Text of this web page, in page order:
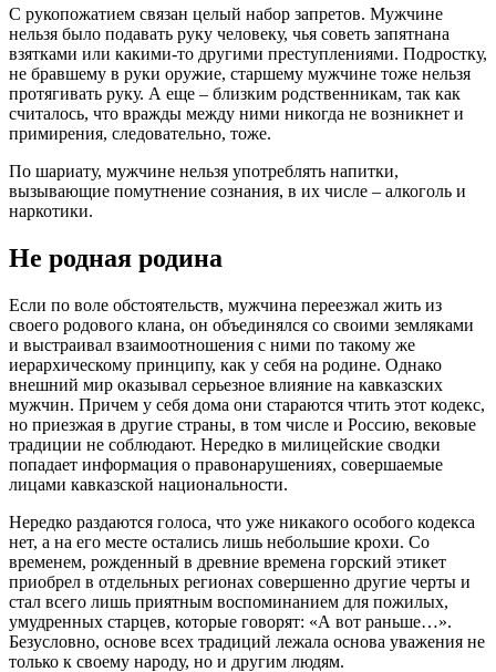
С рукопожатием связан целый набор запретов. Мужчине
нельзя было подавать руку человеку, чья советь запятнана
взятками или какими-то другими преступлениями. Подростку,
не бравшему в руки оружие, старшему мужчине тоже нельзя
протягивать руку. А еще – близким родственникам, так как
считалось, что вражды между ними никогда не возникнет и
примирения, следовательно, тоже.
По шариату, мужчине нельзя употреблять напитки,
вызывающие помутнение сознания, в их числе – алкоголь и
наркотики.
Не родная родина
Если по воле обстоятельств, мужчина переезжал жить из
своего родового клана, он объединялся со своими земляками
и выстраивал взаимоотношения с ними по такому же
иерархическому принципу, как у себя на родине. Однако
внешний мир оказывал серьезное влияние на кавказских
мужчин. Причем у себя дома они стараются чтить этот кодекс,
но приезжая в другие страны, в том числе и Россию, вековые
традиции не соблюдают. Нередко в милицейские сводки
попадает информация о правонарушениях, совершаемые
лицами кавказской национальности.
Нередко раздаются голоса, что уже никакого особого кодекса
нет, а на его месте остались лишь небольшие крохи. Со
временем, рожденный в древние времена горский этикет
приобрел в отдельных регионах совершенно другие черты и
стал всего лишь приятным воспоминанием для пожилых,
умудренных старцев, которые говорят: «А вот раньше…».
Безусловно, основе всех традиций лежала основа уважения не
только к своему народу, но и другим людям.